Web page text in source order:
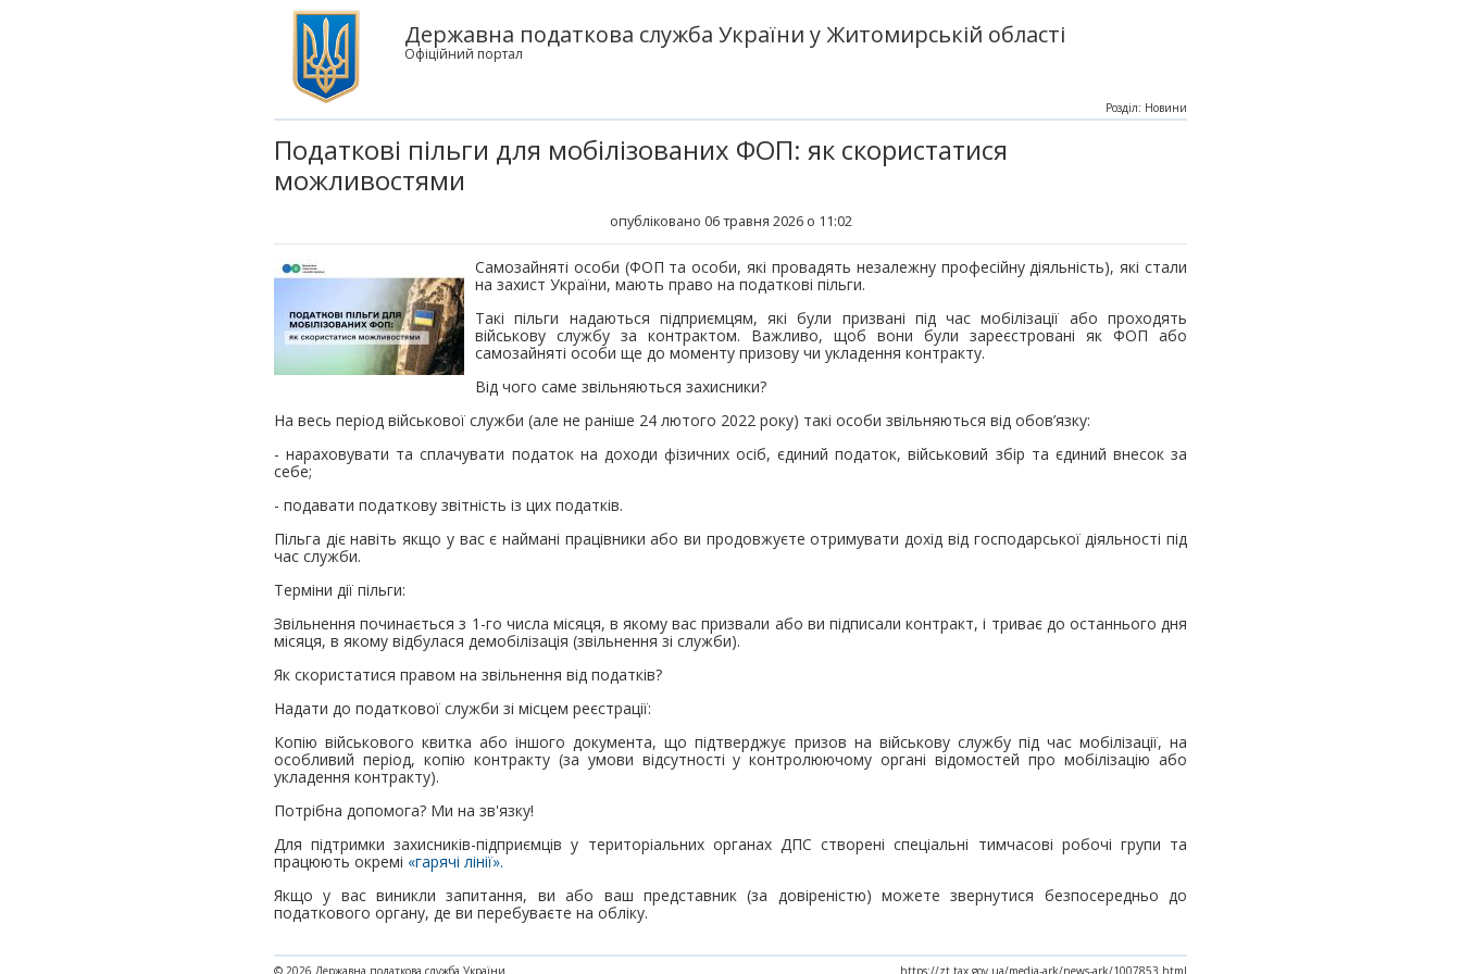
Державна податкова служба України у Житомирській області
Офіційний портал
Податкові пільги для мобілізованих ФОП: як скористатися
можливостями
опубліковано 06 травня 2026 о 11:02
Розділ: Новини
Самозайняті особи (ФОП та особи, які провадять незалежну професійну діяльність), які стали
на захист України, мають право на податкові пільги.
Такі пільги надаються підприємцям, які були призвані під час мобілізації або проходять
військову службу за контрактом. Важливо, щоб вони були зареєстровані як ФОП або
самозайняті особи ще до моменту призову чи укладення контракту.
Від чого саме звільняються захисники?
На весь період військової служби (але не раніше 24 лютого 2022 року) такі особи звільняються від обов’язку:
- нараховувати та сплачувати податок на доходи фізичних осіб, єдиний податок, військовий збір та єдиний внесок за
себе;
- подавати податкову звітність із цих податків.
Пільга діє навіть якщо у вас є наймані працівники або ви продовжуєте отримувати дохід від господарської діяльності під
час служби.
Терміни дії пільги:
Звільнення починається з 1-го числа місяця, в якому вас призвали або ви підписали контракт, і триває до останнього дня
місяця, в якому відбулася демобілізація (звільнення зі служби).
Як скористатися правом на звільнення від податків?
Надати до податкової служби зі місцем реєстрації:
Копію військового квитка або іншого документа, що підтверджує призов на військову службу під час мобілізації, на
особливий період, копію контракту (за умови відсутності у контролюючому органі відомостей про мобілізацію або
укладення контракту).
Потрібна допомога? Ми на зв'язку!
Для підтримки захисників-підприємців у територіальних органах ДПС створені спеціальні тимчасові робочі групи та
працюють окремі «гарячі лінії».
Якщо у вас виникли запитання, ви або ваш представник (за довіреністю) можете звернутися безпосередньо до
податкового органу, де ви перебуваєте на обліку.
© 2026 Державна податкова служба України https://zt.tax.gov.ua/media-ark/news-ark/1007853.html